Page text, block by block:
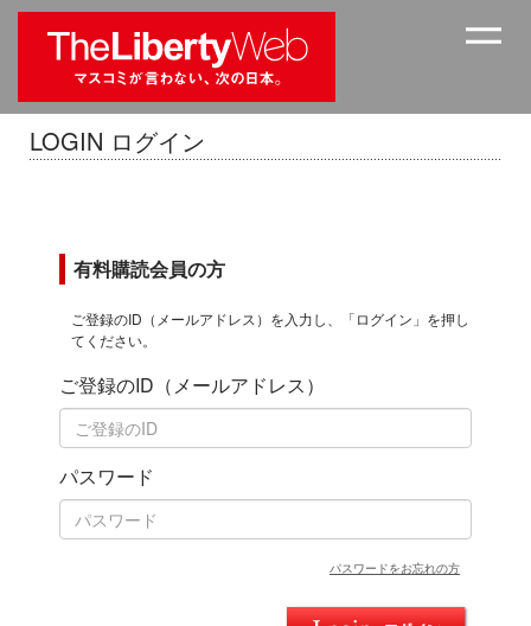
LOGIN ログイン
有料購読会員の方
ご登録のID（メールアドレス）を入力し、「ログイン」を押し
てください。
ご登録のID（メールアドレス）
パスワード
パスワードをお忘れの方